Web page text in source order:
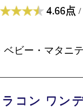
4.66点 /
ベビー・マタニ
ラコン ワン